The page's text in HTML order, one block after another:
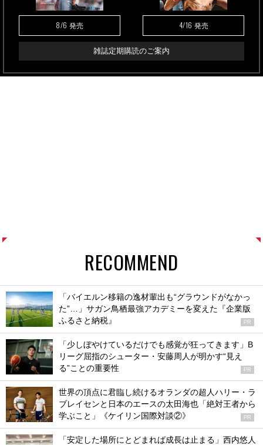
8/6 発売 4/16 発売
雑誌定期購読のご案内
RECOMMEND
「バイエルン移籍の逸材輩出も“グラウンドがなかっ
た”…」サガン鳥栖最強アカデミーを変えた『企業版
ふるさと納税』
PR
「少しぼやけているだけでも感覚が狂ってきます」B
リーグ屈指のシューター・安藤周人が明かす“見え
る”ことの重要性
PR
世界の頂点に君臨し続けるオランダの超人ハリー・ラ
ブレイセンと日本のエースの太田海也「絶対王者から
学ぶこと」《ケイリン国際対談②》
PR
「安定した場所にとどまれば成長は止まる」西内悠人